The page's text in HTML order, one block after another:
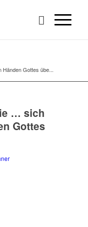
Händen Gottes übe...
… sich
Gottes